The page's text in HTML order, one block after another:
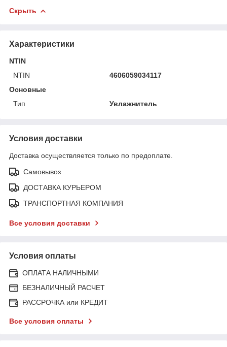
Скрыть
Характеристики
NTIN
NTIN
4606059034117
Основные
Тип
Увлажнитель
Условия доставки
Доставка осуществляется только по предоплате.
Самовывоз
ДОСТАВКА КУРЬЕРОМ
ТРАНСПОРТНАЯ КОМПАНИЯ
Все условия доставки
Условия оплаты
ОПЛАТА НАЛИЧНЫМИ
БЕЗНАЛИЧНЫЙ РАСЧЕТ
РАССРОЧКА или КРЕДИТ
Все условия оплаты